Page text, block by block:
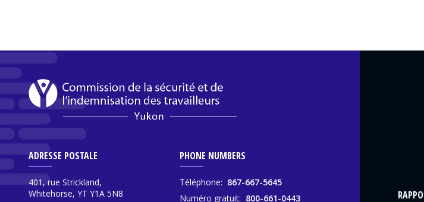
ADRESSE POSTALE
401, rue Strickland,
Whitehorse, YT Y1A 5N8
PHONE NUMBERS
Téléphone: 867-667-5645
Numéro gratuit: 800-661-0443